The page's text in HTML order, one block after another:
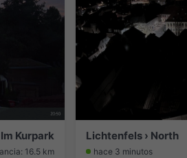
Kurpark
16.5 km
Lichtenfels › North
hace 3 minutos